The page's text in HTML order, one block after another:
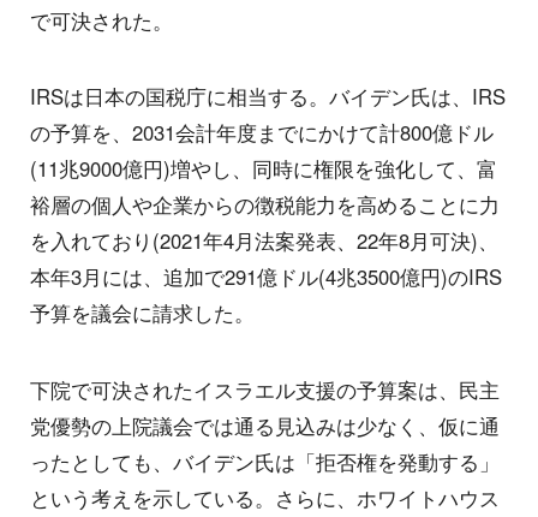
で可決された。
IRSは日本の国税庁に相当する。バイデン氏は、IRS
の予算を、2031会計年度までにかけて計800億ドル
(11兆9000億円)増やし、同時に権限を強化して、富
裕層の個人や企業からの徴税能力を高めることに力
を入れており(2021年4月法案発表、22年8月可決)、
本年3月には、追加で291億ドル(4兆3500億円)のIRS
予算を議会に請求した。
下院で可決されたイスラエル支援の予算案は、民主
党優勢の上院議会では通る見込みは少なく、仮に通
ったとしても、バイデン氏は「拒否権を発動する」
という考えを示している。さらに、ホワイトハウス